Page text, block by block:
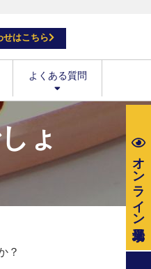
せはこちら
よくある質問
ょ
？
オンライン